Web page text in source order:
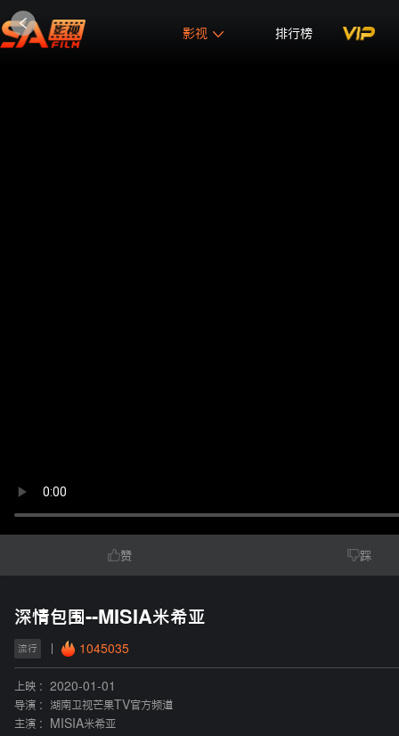
影视 排行榜
赞 踩
深情包围--MISIA米希亚
流行 1045035
上映 :
2020-01-01
导演 :
湖南卫视芒果TV官方频道
主演 :
MISIA米希亚